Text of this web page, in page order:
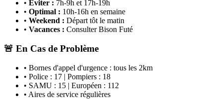
• Éviter : 7h-9h et 17h-19h
• Optimal : 10h-16h en semaine
• Weekend : Départ tôt le matin
• Vacances : Consulter Bison Futé
🚨 En Cas de Problème
• Bornes d'appel d'urgence : tous les 2km
• Police : 17 | Pompiers : 18
• SAMU : 15 | Européen : 112
• Aires de service régulières